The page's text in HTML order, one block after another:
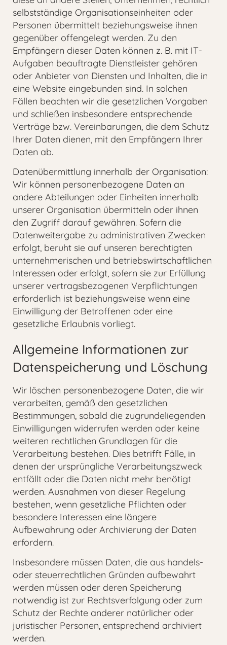
selbstständige Organisationseinheiten oder
Personen übermittelt beziehungsweise ihnen
gegenüber offengelegt werden. Zu den
Empfängern dieser Daten können z. B. mit IT-
Aufgaben beauftragte Dienstleister gehören
oder Anbieter von Diensten und Inhalten, die in
eine Website eingebunden sind. In solchen
Fällen beachten wir die gesetzlichen Vorgaben
und schließen insbesondere entsprechende
Verträge bzw. Vereinbarungen, die dem Schutz
Ihrer Daten dienen, mit den Empfängern Ihrer
Daten ab.
Datenübermittlung innerhalb der Organisation:
Wir können personenbezogene Daten an
andere Abteilungen oder Einheiten innerhalb
unserer Organisation übermitteln oder ihnen
den Zugriff darauf gewähren. Sofern die
Datenweitergabe zu administrativen Zwecken
erfolgt, beruht sie auf unseren berechtigten
unternehmerischen und betriebswirtschaftlichen
Interessen oder erfolgt, sofern sie zur Erfüllung
unserer vertragsbezogenen Verpflichtungen
erforderlich ist beziehungsweise wenn eine
Einwilligung der Betroffenen oder eine
gesetzliche Erlaubnis vorliegt.
Allgemeine Informationen zur
Datenspeicherung und Löschung
Wir löschen personenbezogene Daten, die wir
verarbeiten, gemäß den gesetzlichen
Bestimmungen, sobald die zugrundeliegenden
Einwilligungen widerrufen werden oder keine
weiteren rechtlichen Grundlagen für die
Verarbeitung bestehen. Dies betrifft Fälle, in
denen der ursprüngliche Verarbeitungszweck
entfällt oder die Daten nicht mehr benötigt
werden. Ausnahmen von dieser Regelung
bestehen, wenn gesetzliche Pflichten oder
besondere Interessen eine längere
Aufbewahrung oder Archivierung der Daten
erfordern.
Insbesondere müssen Daten, die aus handels-
oder steuerrechtlichen Gründen aufbewahrt
werden müssen oder deren Speicherung
notwendig ist zur Rechtsverfolgung oder zum
Schutz der Rechte anderer natürlicher oder
juristischer Personen, entsprechend archiviert
werden.